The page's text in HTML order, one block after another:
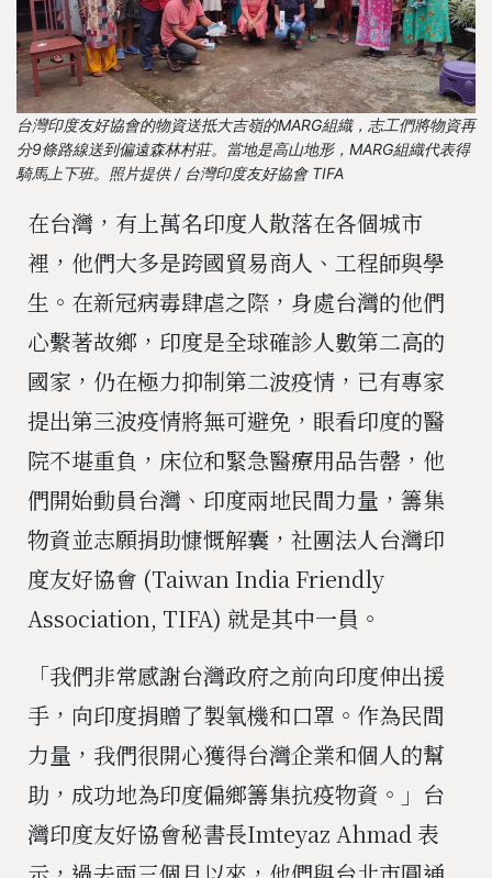
台灣印度友好協會的物資送抵大吉嶺的MARG組織，志工們將物資再
分9條路線送到偏遠森林村莊。當地是高山地形，MARG組織代表得
騎馬上下班。照片提供 / 台灣印度友好協會 TIFA
在台灣，有上萬名印度人散落在各個城市
裡，他們大多是跨國貿易商人、工程師與學
生。在新冠病毒肆虐之際，身處台灣的他們
心繫著故鄉，印度是全球確診人數第二高的
國家，仍在極力抑制第二波疫情，已有專家
提出第三波疫情將無可避免，眼看印度的醫
院不堪重負，床位和緊急醫療用品告罄，他
們開始動員台灣、印度兩地民間力量，籌集
物資並志願捐助慷慨解囊，社團法人台灣印
度友好協會 (Taiwan India Friendly
Association, TIFA) 就是其中一員。
「我們非常感謝台灣政府之前向印度伸出援
手，向印度捐贈了製氧機和口罩。作為民間
力量，我們很開心獲得台灣企業和個人的幫
助，成功地為印度偏鄉籌集抗疫物資。」台
灣印度友好協會秘書長Imteyaz Ahmad 表